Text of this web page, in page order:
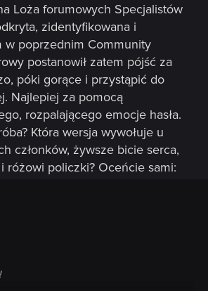
Loża forumowych Specjalistów
zidentyfikowana i
w poprzednim Community
postanowił zatem pójść za
póki gorące i przystąpić do
Najlepiej za pomocą
rozpalającego emocje hasła.
Która wersja wywołuje u
członków, żywsze bicie serca,
różowi policzki? Oceńcie sami: